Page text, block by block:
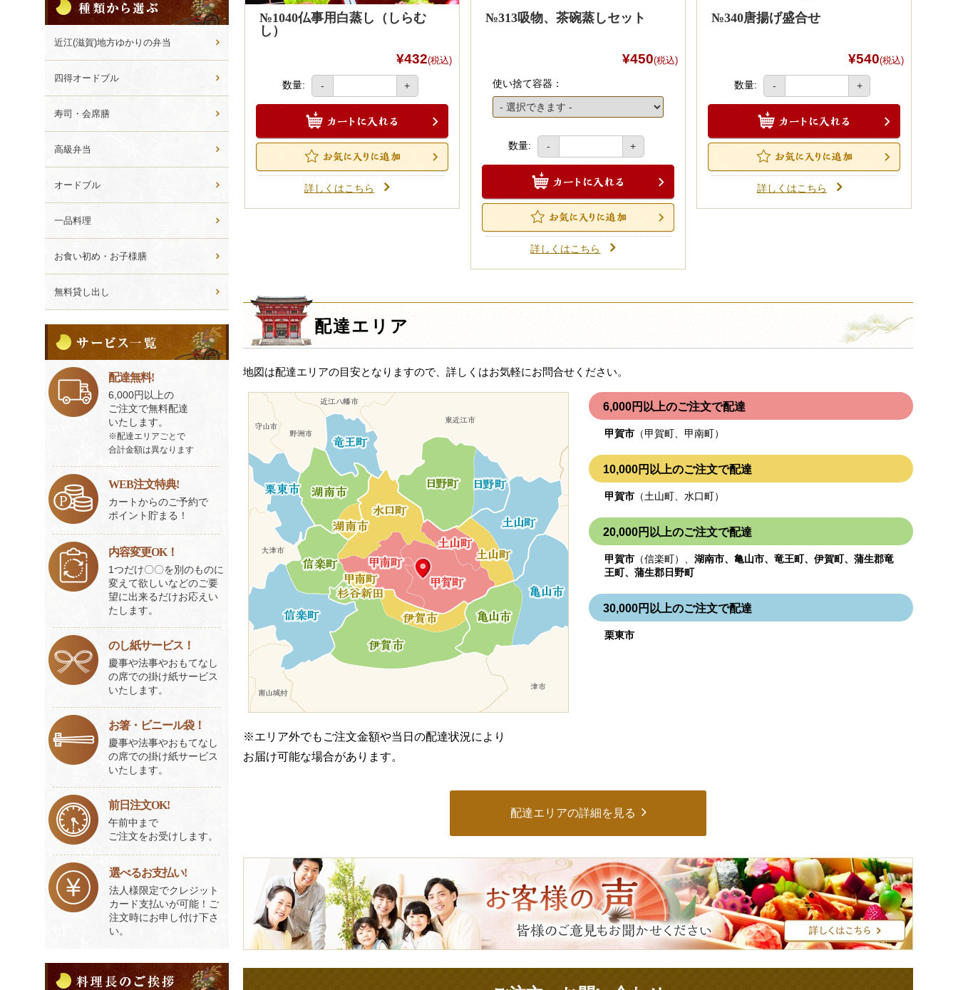
№1040仏事用白蒸し（しらむ
し）
¥432(税込)
数量: - +
詳しくはこちら
№313吸物、茶碗蒸しセット
¥450(税込)
使い捨て容器：
数量: - +
詳しくはこちら
№340唐揚げ盛合せ
¥540(税込)
数量: - +
詳しくはこちら
配達エリア
地図は配達エリアの目安となりますので、詳しくはお気軽にお問合せください。
※エリア外でもご注文金額や当日の配達状況により
お届け可能な場合があります。
6,000円以上のご注文で配達
甲賀市 （甲賀町、甲南町）
10,000円以上のご注文で配達
甲賀市 （土山町、水口町）
20,000円以上のご注文で配達
甲賀市 （信楽町）、 湖南市、亀山市、竜王町、伊賀町、蒲生郡竜
王町、蒲生郡日野町
30,000円以上のご注文で配達
栗東市
配達エリアの詳細を見る
ご
意
見
も
類
か
ら
選
ぶ
近江(滋賀)地方ゆかりの弁当
四得オードブル
寿司・会席膳
高級弁当
オードブル
一品料理
お食い初め・お子様膳
無料貸し出し
ー
ビ
ス
一
覧
配達無料!
6,000円以上の
ご注文で無料配達
いたします。
※配達エリアごとで
合計金額は異なります
WEB注文特典!
カートからのご予約で
ポイント貯まる！
内容変更OK！
1つだけ〇〇を別のものに
変えて欲しいなどのご要
望に出来るだけお応えい
たします。
のし紙サービス！
慶事や法事やおもてなし
の席での掛け紙サービス
いたします。
お箸・ビニール袋！
慶事や法事やおもてなし
の席での掛け紙サービス
いたします。
前日注文OK!
午前中まで
ご注文をお受けします。
選べるお支払い!
法人様限定でクレジット
カード支払いが可能！ご
注文時にお申し付け下さ
い。
理